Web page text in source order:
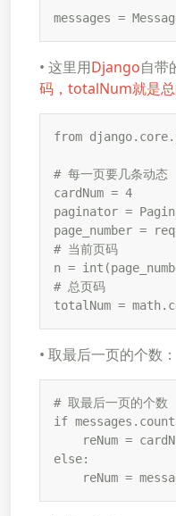
messages =
• 这里用Django自带
码，totalNum就是
from
# 每一页要几条动态
cardNum = 4
paginator =
page_number =
# 当前页码
n =
# 总页码
totalNum =
• 取最后一页的个数：
# 取最后一页的个数
if
reNum =
else:
reNum =